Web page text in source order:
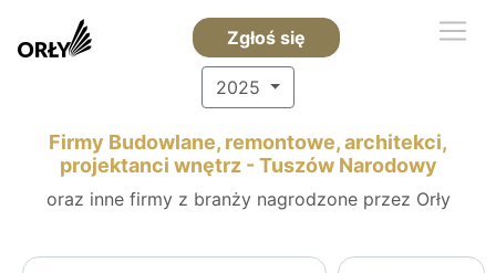
Zgłoś się
2025
Firmy Budowlane, remontowe, architekci,
projektanci wnętrz - Tuszów Narodowy
oraz inne firmy z branży nagrodzone przez Orły